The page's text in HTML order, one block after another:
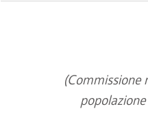
(Commissione